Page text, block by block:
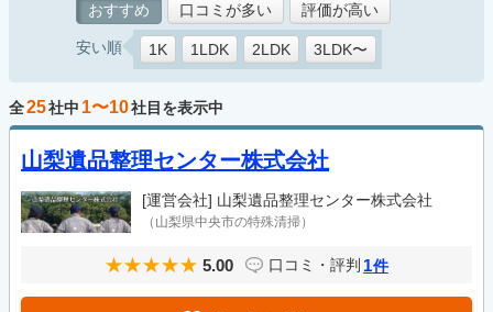
おすすめ 口コミが多い 評価が高い
安い順 1K 1LDK 2LDK 3LDK〜
全25社中 1〜10社目を表示中
山梨遺品整理センター株式会社
[運営会社] 山梨遺品整理センター株式会社
（山梨県中央市の特殊清掃）
5.00 口コミ・評判 1件